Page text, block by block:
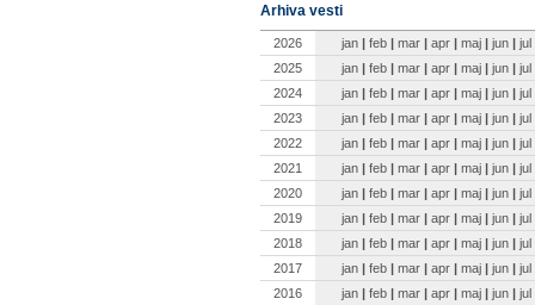
Arhiva vesti
2026 jan | feb | mar | apr | maj | jun | jul
2025
jan | feb | mar | apr | maj | jun | jul
2024
jan | feb | mar | apr | maj | jun | jul
2023
jan | feb | mar | apr | maj | jun | jul
2022
jan | feb | mar | apr | maj | jun | jul
2021
jan | feb | mar | apr | maj | jun | jul
2020
jan | feb | mar | apr | maj | jun | jul
2019
jan | feb | mar | apr | maj | jun | jul
2018
jan | feb | mar | apr | maj | jun | jul
2017
jan | feb | mar | apr | maj | jun | jul
2016
jan | feb | mar | apr | maj | jun | jul